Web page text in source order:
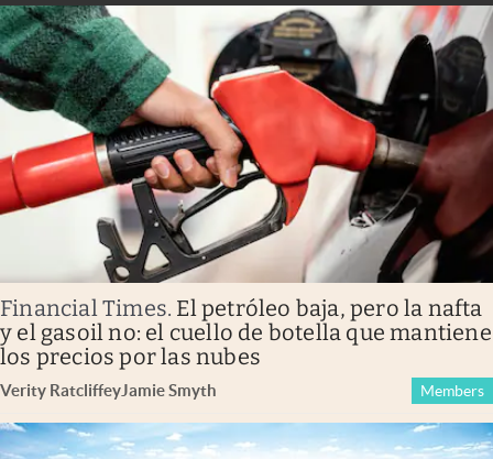
Financial Times. El petróleo baja, pero la nafta
y el gasoil no: el cuello de botella que mantiene
los precios por las nubes
Verity RatcliffeyJamie Smyth Members